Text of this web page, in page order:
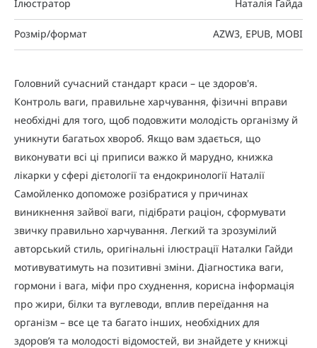
Ілюстратор Наталія Гайда
Розмір/формат AZW3, EPUB, MOBI
Головний сучасний стандарт краси – це здоров'я.
Контроль ваги, правильне харчування, фізичні вправи
необхідні для того, щоб подовжити молодість організму й
уникнути багатьох хвороб. Якщо вам здається, що
виконувати всі ці приписи важко й марудно, книжка
лікарки у сфері дієтології та ендокринології Наталії
Самойленко допоможе розібратися у причинах
виникнення зайвої ваги, підібрати раціон, сформувати
звичку правильно харчування. Легкий та зрозумілий
авторський стиль, оригінальні ілюстрації Наталки Гайди
мотивуватимуть на позитивні зміни. Діагностика ваги,
гормони і вага, міфи про схуднення, корисна інформація
про жири, білки та вуглеводи, вплив переїдання на
організм – все це та багато інших, необхідних для
здоров’я та молодості відомостей, ви знайдете у книжці